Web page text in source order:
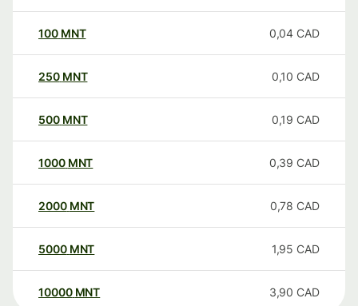
100 MNT 0,04 CAD
250 MNT 0,10 CAD
500 MNT 0,19 CAD
1000 MNT 0,39 CAD
2000 MNT 0,78 CAD
5000 MNT 1,95 CAD
10000 MNT 3,90 CAD